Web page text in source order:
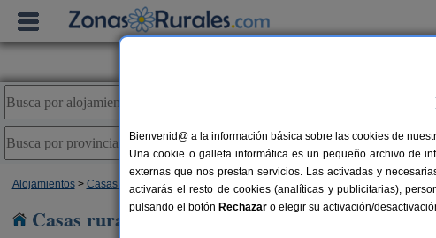
Alojamientos> Casas rurales con piscina>País Vasco> Álava
Casas rurales con piscina en Álava
Bienvenid@ a la información básica sobre las cookies de
Una cookie o galleta informática es un pequeño archivo de
externas que nos prestan servicios. Las activadas y
activarás el resto de cookies (analíticas y publicitarias),
pulsando el botón Rechazar o elegir su activación/